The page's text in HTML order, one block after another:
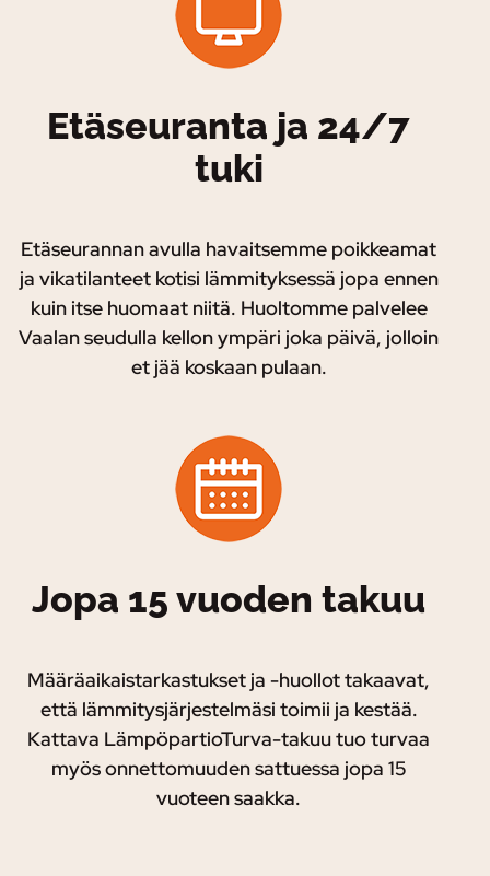
Etäseuranta ja 24/7
tuki
Etäseurannan avulla havaitsemme poikkeamat
ja vikatilanteet kotisi lämmityksessä jopa ennen
kuin itse huomaat niitä. Huoltomme palvelee
Vaalan seudulla kellon ympäri joka päivä, jolloin
et jää koskaan pulaan.
Jopa 15 vuoden takuu
Määräaikaistarkastukset ja -huollot takaavat,
että lämmitysjärjestelmäsi toimii ja kestää.
Kattava LämpöpartioTurva-takuu tuo turvaa
myös onnettomuuden sattuessa jopa 15
vuoteen saakka.